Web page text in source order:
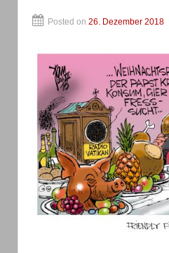
Posted on 26. Dezember 2018